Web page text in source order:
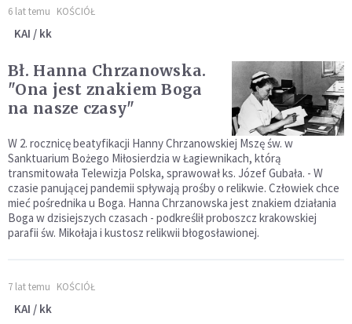
6 lat temu KOŚCIÓŁ
KAI / kk
Bł. Hanna Chrzanowska.
"Ona jest znakiem Boga
na nasze czasy"
W 2. rocznicę beatyfikacji Hanny Chrzanowskiej Mszę św. w
Sanktuarium Bożego Miłosierdzia w Łagiewnikach, którą
transmitowała Telewizja Polska, sprawował ks. Józef Gubała. - W
czasie panującej pandemii spływają prośby o relikwie. Człowiek chce
mieć pośrednika u Boga. Hanna Chrzanowska jest znakiem działania
Boga w dzisiejszych czasach - podkreślił proboszcz krakowskiej
parafii św. Mikołaja i kustosz relikwii błogosławionej.
7 lat temu KOŚCIÓŁ
KAI / kk